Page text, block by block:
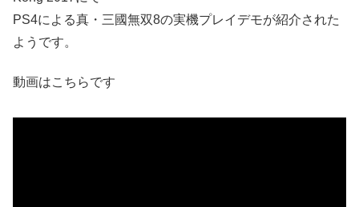
PS4による真・三國無双8の実機プレイデモが紹介された
ようです。
動画はこちらです